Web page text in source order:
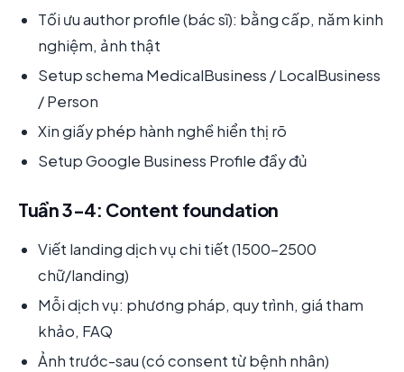
Tối ưu author profile (bác sĩ): bằng cấp, năm kinh
nghiệm, ảnh thật
Setup schema MedicalBusiness / LocalBusiness
/ Person
Xin giấy phép hành nghề hiển thị rõ
Setup Google Business Profile đầy đủ
Tuần 3-4: Content foundation
Viết landing dịch vụ chi tiết (1500-2500
chữ/landing)
Mỗi dịch vụ: phương pháp, quy trình, giá tham
khảo, FAQ
Ảnh trước-sau (có consent từ bệnh nhân)